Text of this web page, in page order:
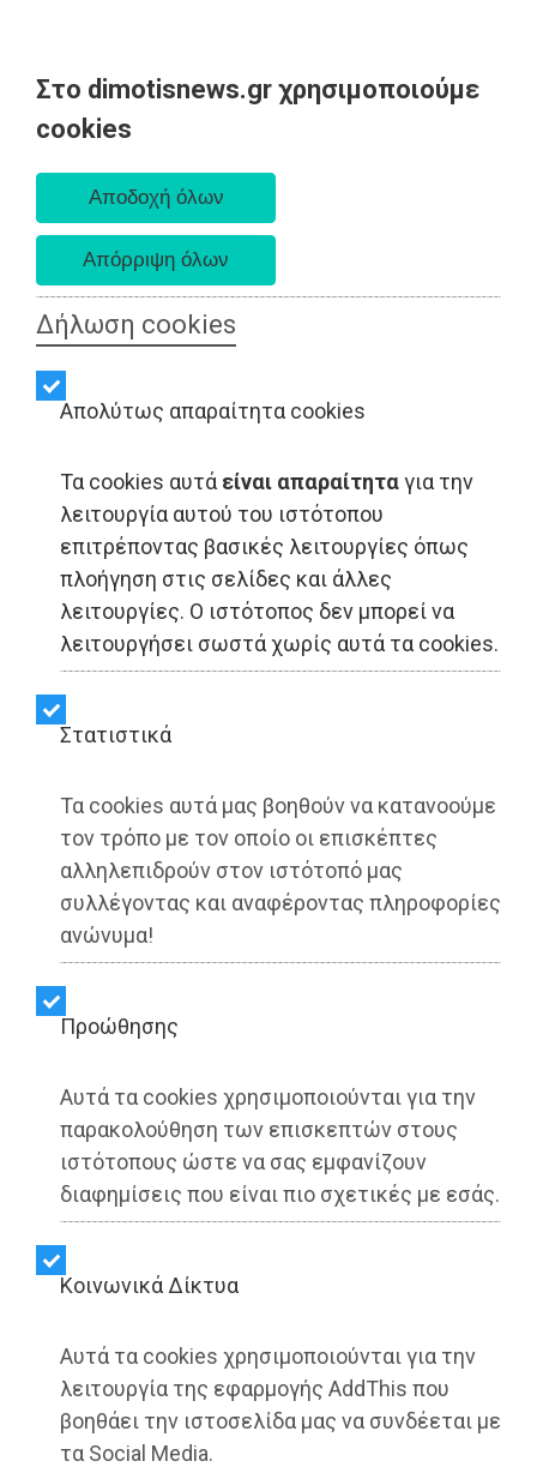
Στο dimotisnews.gr χρησιμοποιούμε
cookies
Δήλωση cookies
Απολύτως απαραίτητα cookies
Τα cookies αυτά είναι απαραίτηταγια την
λειτουργία αυτού του ιστότοπου
επιτρέποντας βασικές λειτουργίες όπως
πλοήγηση στις σελίδες και άλλες
λειτουργίες. Ο ιστότοπος δεν μπορεί να
λειτουργήσει σωστά χωρίς αυτά τα cookies.
Στατιστικά
Τα cookies αυτά μας βοηθούν να κατανοούμε
τον τρόπο με τον οποίο οι επισκέπτες
αλληλεπιδρούν στον ιστότοπό μας
συλλέγοντας και αναφέροντας πληροφορίες
ανώνυμα!
Προώθησης
Αυτά τα cookies χρησιμοποιούνται για την
παρακολούθηση των επισκεπτών στους
ιστότοπους ώστε να σας εμφανίζουν
διαφημίσεις που είναι πιο σχετικές με εσάς.
Kοινωνικά Δίκτυα
Αυτά τα cookies χρησιμοποιούνται για την
λειτουργία της εφαρμογής AddThis που
βοηθάει την ιστοσελίδα μας να συνδέεται με
τα Social Media.
ΑΥΤΟΔΙΟΙΚΗΣΗ - Ραφήνα
Ο συμπαθής Σάββας
βάλτωσε στην άμμο
Share:
▶️ Ακούστε το κείμενο
Σε πρόσφατη έγγραφη τοποθέτησή τουο νέος
Αραπκιλής (δεν πειράζει που το
ανακοινώνουμε εμείς γι' αυτόν)
ψηφοφόρους, για την περιοχή Μαρίκες.
Ανακάλυψε, δε ώ του θαύματος και αμμοθίνες.
Που τις ανακάλυψε; Μα στα οικοδομικά